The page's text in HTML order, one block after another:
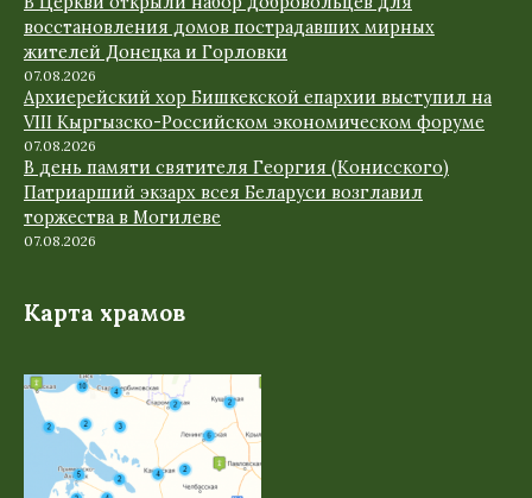
восстановления домов пострадавших мирных
жителей Донецка и Горловки
07.08.2026
Архиерейский хор Бишкекской епархии выступил на
VIII Кыргызско-Российском экономическом форуме
07.08.2026
В день памяти святителя Георгия (Конисского)
Патриарший экзарх всея Беларуси возглавил
торжества в Могилеве
07.08.2026
Карта храмов